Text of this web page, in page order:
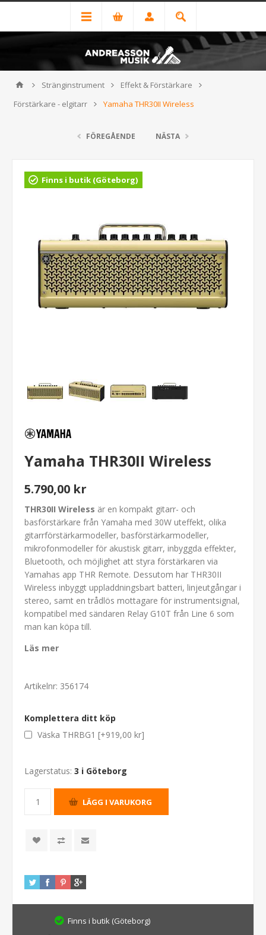
Stränginstrument
Effekt & Förstärkare
Förstärkare - elgitarr
Yamaha THR30II Wireless
FÖREGÅENDE NÄSTA
Finns i butik (Göteborg)
Yamaha THR30II Wireless
5.790,00 kr
THR30II Wireless är en kompakt gitarr- och
basförstärkare från Yamaha med 30W uteffekt, olika
gitarrförstärkarmodeller, basförstärkarmodeller,
mikrofonmodeller för akustisk gitarr, inbyggda effekter,
Bluetooth, och möjlighet att styra förstärkaren via
Yamahas app THR Remote. Dessutom har THR30II
Wireless inbyggt uppladdningsbart batteri, linjeutgångar i
stereo, samt en trådlös mottagare för instrumentsignal,
kompatibel med sändaren Relay G10T från Line 6 som
man kan köpa till.
Läs mer
Artikelnr: 356174
Komplettera ditt köp
Väska THRBG1 [+919,00 kr]
Lagerstatus: 3 i Göteborg
Finns i butik (Göteborg)